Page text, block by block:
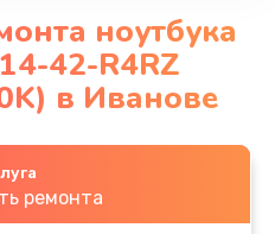
ноутбука
42-R4RZ
в Иванове
ремонта